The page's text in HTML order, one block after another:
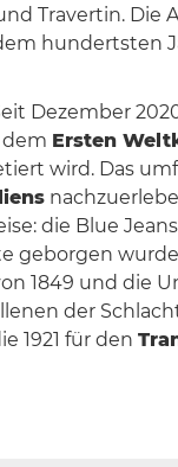
Travertin. Die
hundertsten
Dezember
Ersten
wird. Das
die Blue
geborgen
1849 und die
der
1921 für den